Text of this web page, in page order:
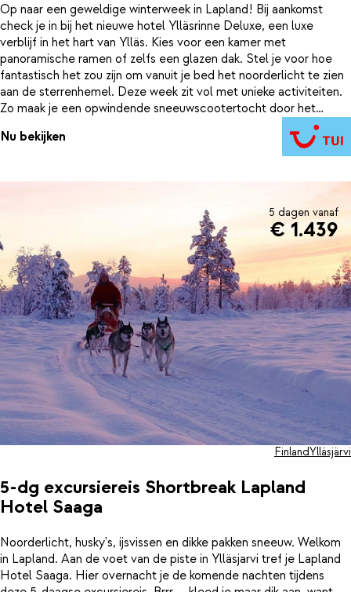
Op naar een geweldige winterweek in Lapland! Bij aankomst
check je in bij het nieuwe hotel Ylläsrinne Deluxe, een luxe
verblijf in het hart van Ylläs. Kies voor een kamer met
panoramische ramen of zelfs een glazen dak. Stel je voor hoe
fantastisch het zou zijn om vanuit je bed het noorderlicht te zien
aan de sterrenhemel. Deze week zit vol met unieke activiteiten.
Zo maak je een opwindende sneeuwscootertocht door het
besneeuwde landschap en ontdek je de omgeving op je eigen
tempo met een fatbike. Net als je denkt dat het niet
spectaculairder kan, ga je letterlijk drijven in een bevroren meer.
rendiertocht, waarbij de enthousiaste Arctische dieren je gidsen
door het Lapse landschap. Het enige wat je nog hoeft te doen,
is achterover leunen en je overgeven aan de magie van Lapland.
Nu bekijken
5 dagen vanaf
€ 1.439
5-dg excursiereis Shortbreak Lapland
Hotel Saaga
FinlandYlläsjärvi
Noorderlicht, husky's, ijsvissen en dikke pakken sneeuw. Welkom
in Lapland. Aan de voet van de piste in Ylläsjarvi tref je Lapland
Hotel Saaga. Hier overnacht je de komende nachten tijdens